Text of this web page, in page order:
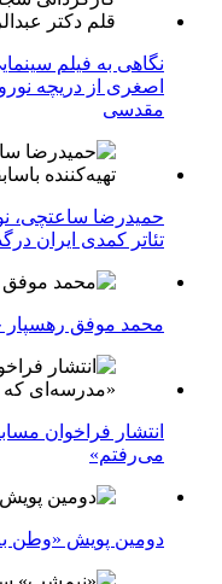
نگاهی به فیلم
اصغری از دریچه
مقدسی
حمیدرضا ساعتچی،
تئاتر کمدی ایران
محمد موفق رهسپار
انتشار فراخوان
می‌رفتم»
دومین پویش «وطن